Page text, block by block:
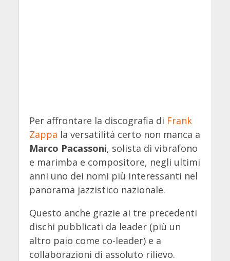
Per affrontare la discografia di Frank
Zappa la versatilità certo non manca a
Marco Pacassoni, solista di vibrafono
e marimba e compositore, negli ultimi
anni uno dei nomi più interessanti nel
panorama jazzistico nazionale.
Questo anche grazie ai tre precedenti
dischi pubblicati da leader (più un
altro paio come co-leader) e a
collaborazioni di assoluto rilievo.